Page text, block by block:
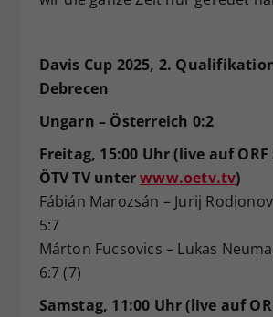
Davis Cup 2025, 2.
Debrecen
Ungarn – Österreich 0:2
Freitag, 15:00 Uhr (live auf ORF
ÖTV TV unterwww.oetv.tv)
Fábián Marozsán – Jurij
5:7
Márton Fucsovics – Lukas
6:7 (7)
Samstag, 11:00 Uhr (live auf